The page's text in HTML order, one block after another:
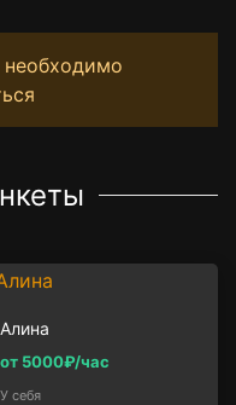
необходимо
Алина
от 5000₽/час
У себя